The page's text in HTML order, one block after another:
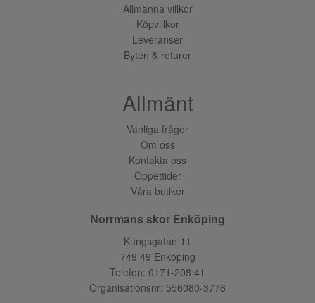
Allmänna villkor
Köpvillkor
Leveranser
Byten & returer
Allmänt
Vanliga frågor
Om oss
Kontakta oss
Öppettider
Våra butiker
Norrmans skor Enköping
Kungsgatan 11
749 49 Enköping
Telefon: 0171-208 41
Organisationsnr: 556080-3776